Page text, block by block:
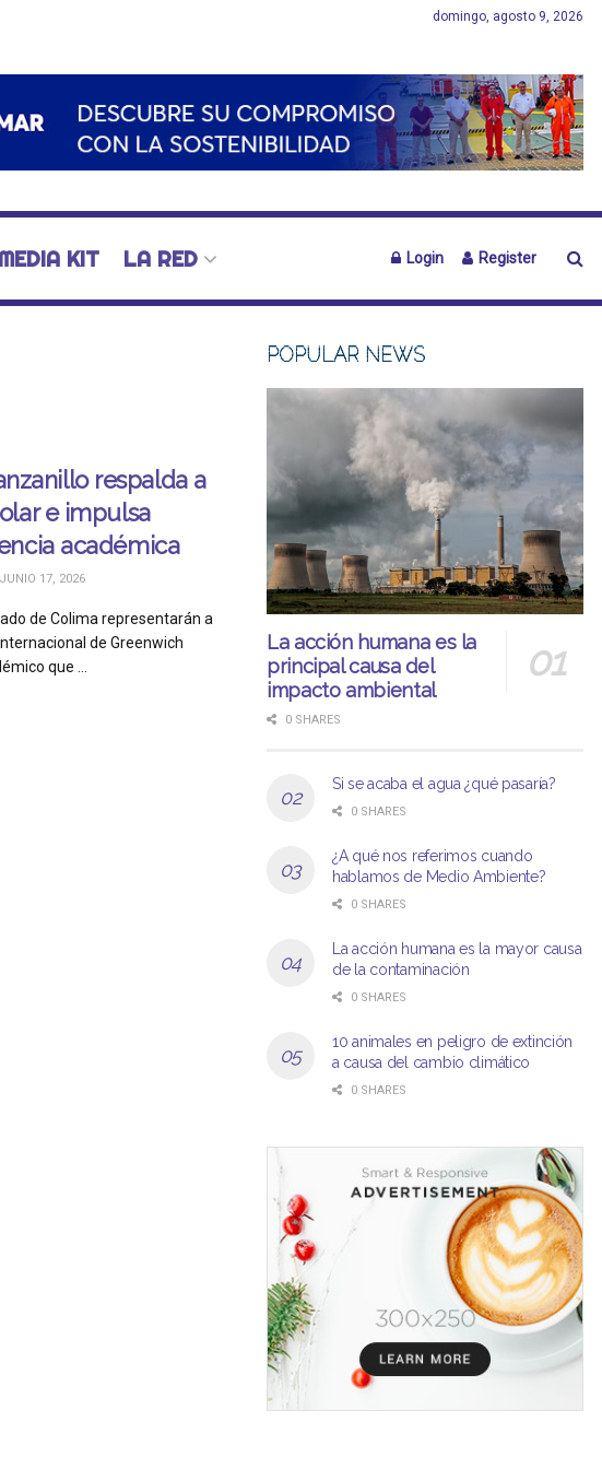
domingo, agosto 9, 2026
MEDIA KIT LA RED Login Register
respalda a
e impulsa
académica
17, 2026
de Colima representarán a
de Greenwich
que ...
POPULAR NEWS
La acción humana es la
principal causa del
impacto ambiental
0 SHARES
Si se acaba el agua ¿qué pasaría?
0 SHARES
¿A qué nos referimos cuando
hablamos de Medio Ambiente?
0 SHARES
La acción humana es la mayor causa
de la contaminación
0 SHARES
10 animales en peligro de extinción
a causa del cambio climático
0 SHARES